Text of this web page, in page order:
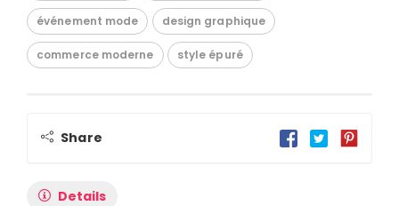
événement mode design graphique
commerce moderne style épuré
Share
Details